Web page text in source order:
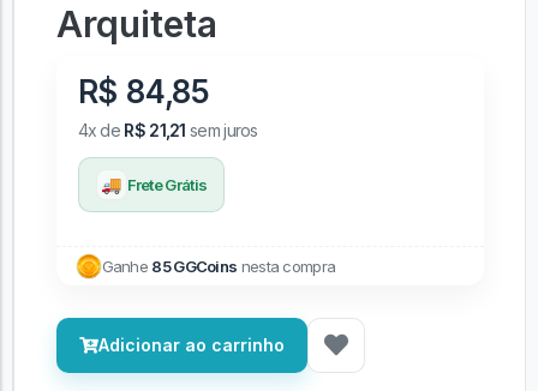
Arquiteta
R$ 84,85
4x de R$ 21,21 sem juros
🚚 Frete Grátis
Ganhe 85 GGCoins nesta compra
Adicionar ao carrinho